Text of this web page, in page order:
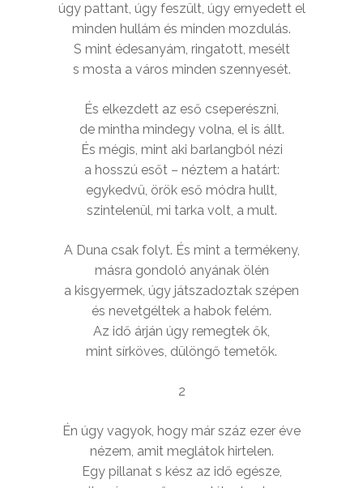
úgy pattant, úgy feszült, úgy ernyedett el
minden hullám és minden mozdulás.
S mint édesanyám, ringatott, mesélt
s mosta a város minden szennyesét.
És elkezdett az eső cseperészni,
de mintha mindegy volna, el is állt.
És mégis, mint aki barlangból nézi
a hosszú esőt – néztem a határt:
egykedvü, örök eső módra hullt,
szintelenül, mi tarka volt, a mult.
A Duna csak folyt. És mint a termékeny,
másra gondoló anyának ölén
a kisgyermek, úgy játszadoztak szépen
és nevetgéltek a habok felém.
Az idő árján úgy remegtek ők,
mint sírköves, dülöngő temetők.
2
Én úgy vagyok, hogy már száz ezer éve
nézem, amit meglátok hirtelen.
Egy pillanat s kész az idő egésze,